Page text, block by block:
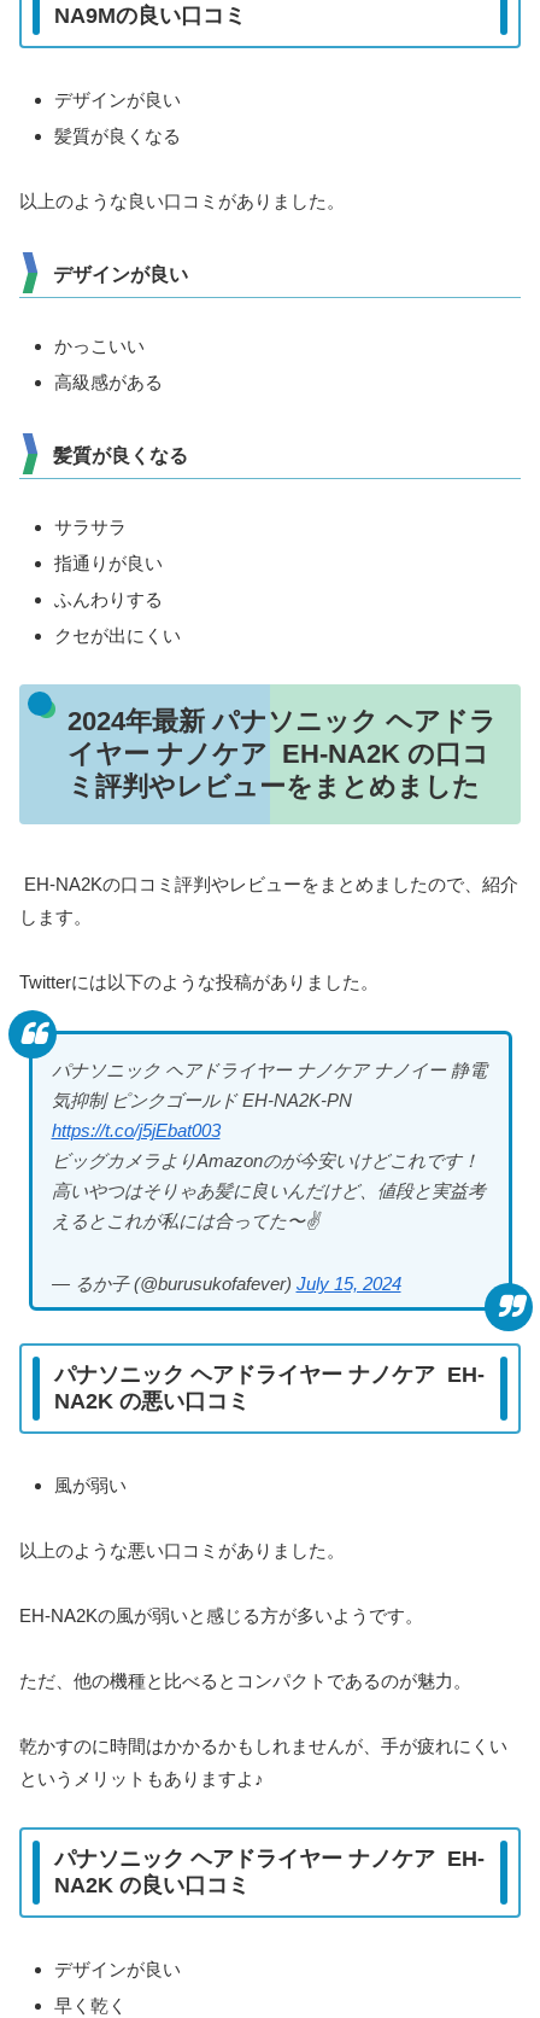
NA9Mの良い口コミ
デザインが良い
髪質が良くなる
以上のような良い口コミがありました。
デザインが良い
かっこいい
高級感がある
髪質が良くなる
サラサラ
指通りが良い
ふんわりする
クセが出にくい
2024年最新 パナソニック ヘアドラ
イヤー ナノケア EH-NA2K の口コ
ミ評判やレビューをまとめました
EH-NA2Kの口コミ評判やレビューをまとめましたので、紹介
します。
Twitterには以下のような投稿がありました。
パナソニック ヘアドライヤー ナノケア ナノイー 静電
気抑制 ピンクゴールド EH-NA2K-PN
https://t.co/j5jEbat003
ビッグカメラよりAmazonのが今安いけどこれです！
高いやつはそりゃあ髪に良いんだけど、値段と実益考
えるとこれが私には合ってた〜✌️
— るか子 (@burusukofafever) July 15, 2024
パナソニック ヘアドライヤー ナノケア EH-
NA2K の悪い口コミ
風が弱い
以上のような悪い口コミがありました。
EH-NA2Kの風が弱いと感じる方が多いようです。
ただ、他の機種と比べるとコンパクトであるのが魅力。
乾かすのに時間はかかるかもしれませんが、手が疲れにくい
というメリットもありますよ♪
パナソニック ヘアドライヤー ナノケア EH-
NA2K の良い口コミ
デザインが良い
早く乾く